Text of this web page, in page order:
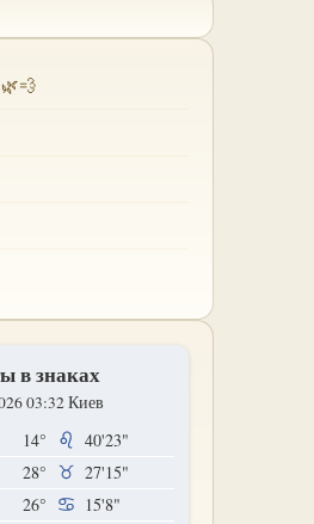
в знаках
03:32 Киев
14°
40'23"
28°
27'15"
26°
15'8"